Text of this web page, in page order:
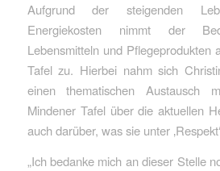
Aufgrund der steigenden
Energiekosten nimmt der
Lebensmitteln und Pflegeprodukten
Tafel zu. Hierbei nahm sich
einen thematischen Austausch
Mindener Tafel über die aktuellen
auch darüber, was sie unter
„Ich bedanke mich an dieser Stelle